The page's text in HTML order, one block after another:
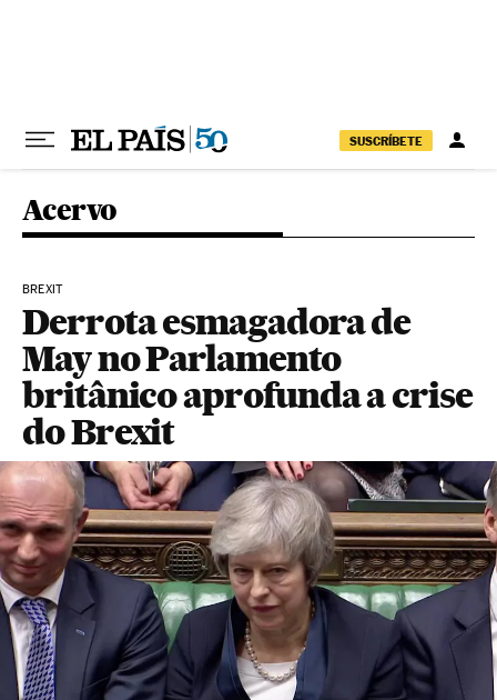
SUSCRÍBETE
Acervo
BREXIT
Derrota esmagadora de
May no Parlamento
britânico aprofunda a crise
do Brexit